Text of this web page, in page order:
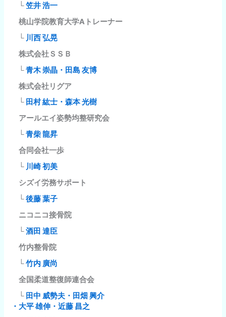
└笠井 浩一
桃山学院教育大学Aトレーナー
└ 川西 弘晃
株式会社ＳＳＢ
└青木 崇晶・田島 友博
株式会社リグア
└ 田村 紘士・森本 光樹
アールエイ姿勢均整研究会
└青柴 龍昇
合同会社一歩
└ 川崎 初美
シズイ労務サポート
└後藤 葉子
ニコニコ接骨院
└酒田 達臣
竹内整骨院
└竹内 廣尚
全国柔道整復師連合会
└ 田中 威勢夫・田畑 興介
・大平 雄伸・近藤 昌之